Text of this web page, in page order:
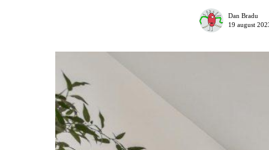
Dan Bradu
19 august